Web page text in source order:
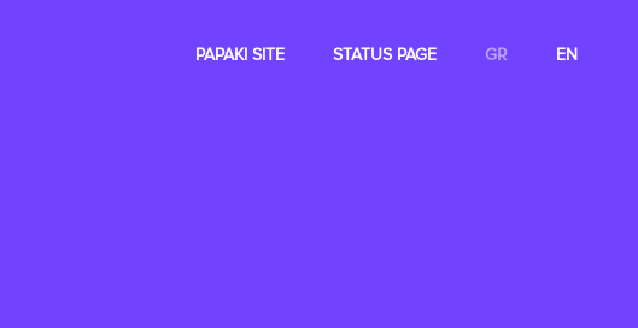
PAPAKI SITE STATUS PAGE GR EN